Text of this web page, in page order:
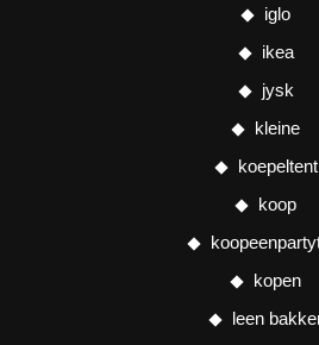
iglo
ikea
jysk
kleine
koepeltent
koop
kopen
leen